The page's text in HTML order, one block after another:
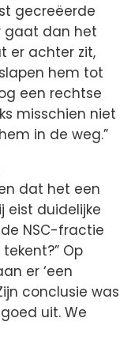
gecreëerde
gaat dan het
er achter zit,
hem tot
een rechtse
misschien niet
in de weg.”
dat het een
eist duidelijke
NSC-fractie
Op
er ‘een
conclusie was
uit. We